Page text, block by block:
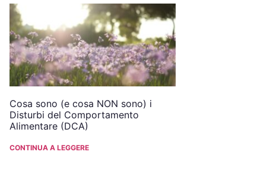
Cosa sono (e cosa NON sono) i
Disturbi del Comportamento
Alimentare (DCA)
CONTINUA A LEGGERE